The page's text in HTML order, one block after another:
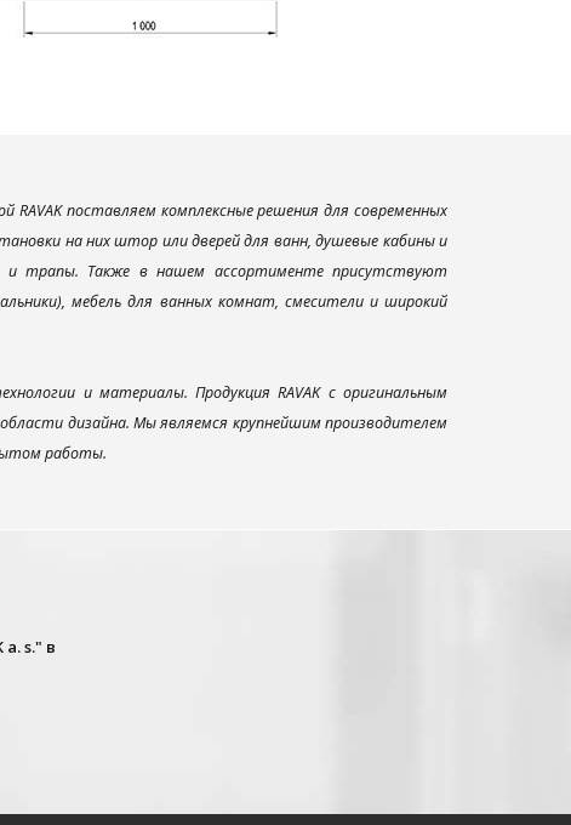
поставляем комплексные решения для современных
на них штор или дверей для ванн, душевые кабины и
и трапы. Также в нашем ассортименте присутствуют
мебель для ванных комнат, смесители и широкий
и материалы. Продукция RAVAK с оригинальным
дизайна. Мы являемся крупнейшим производителем
работы.
s." в